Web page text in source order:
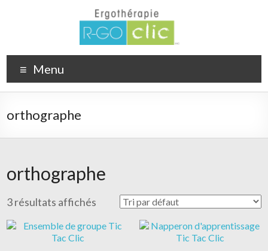
Menu
orthographe
orthographe
3 résultats affichés